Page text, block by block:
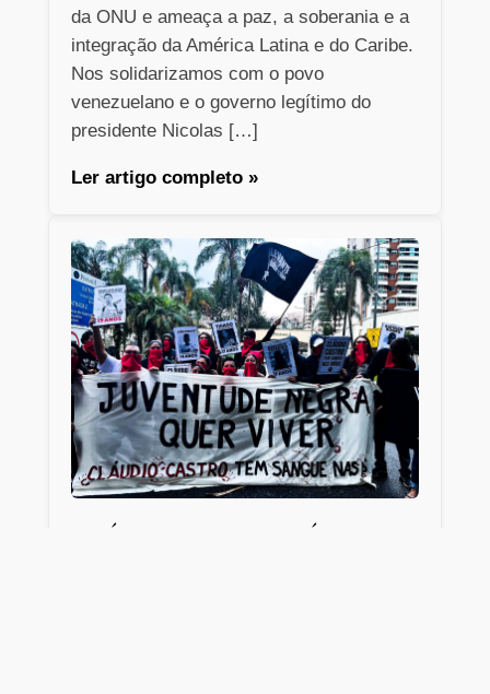
da ONU e ameaça a paz, a soberania e a
integração da América Latina e do Caribe.
Nos solidarizamos com o povo
venezuelano e o governo legítimo do
presidente Nicolas […]
Ler artigo completo »
CLÁUDIO CASTRO É O